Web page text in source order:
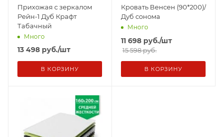
Прихожая с зеркалом
Рейн-1 Дуб Крафт
Табачный
Много
13 498 руб./шт
В КОРЗИНУ
Кровать Венсен (90*200)/
Дуб сонома
Много
11 698 руб./шт
15 598 руб.
В КОРЗИНУ